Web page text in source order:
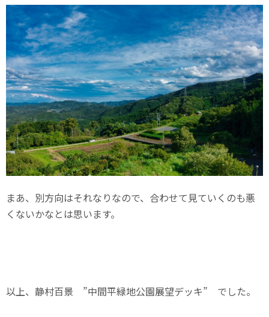
まあ、別方向はそれなりなので、合わせて見ていくのも悪
くないかなとは思います。
以上、静村百景 ”中間平緑地公園展望デッキ” でした。